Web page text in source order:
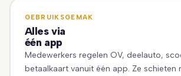
GEBRUIKSGEMAK
Alles via
één app
Medewerkers regelen OV, deelauto,
betaalkaart vanuit één app. Ze schieten